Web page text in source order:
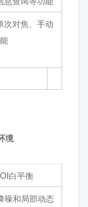
次对焦、手动
境
白平衡
噪和局部动态